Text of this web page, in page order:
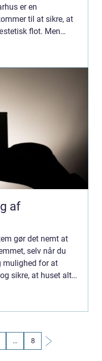
er en
til at sikre, at
flot. Men
af
gør det nemt at
selv når du
mulighed for at
sikre, at huset altid
… 8